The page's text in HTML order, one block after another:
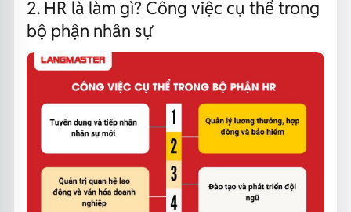
2. HR là làm gì? Công việc cụ thể trong
bộ phận nhân sự